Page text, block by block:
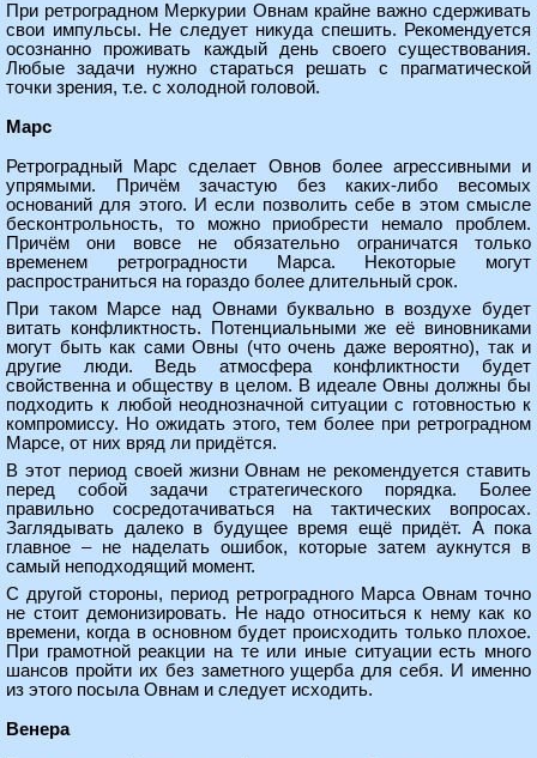
При ретроградном Меркурии Овнам крайне важно сдерживать
свои импульсы. Не следует никуда спешить. Рекомендуется
осознанно проживать каждый день своего существования.
Любые задачи нужно стараться решать с прагматической
точки зрения, т.е. с холодной головой.
Марс
Ретроградный Марс сделает Овнов более агрессивными и
упрямыми. Причём зачастую без каких-либо весомых
оснований для этого. И если позволить себе в этом смысле
бесконтрольность, то можно приобрести немало проблем.
Причём они вовсе не обязательно ограничатся только
временем ретроградности Марса. Некоторые могут
распространиться на гораздо более длительный срок.
При таком Марсе над Овнами буквально в воздухе будет
витать конфликтность. Потенциальными же её виновниками
могут быть как сами Овны (что очень даже вероятно), так и
другие люди. Ведь атмосфера конфликтности будет
свойственна и обществу в целом. В идеале Овны должны бы
подходить к любой неоднозначной ситуации с готовностью к
компромиссу. Но ожидать этого, тем более при ретроградном
Марсе, от них вряд ли придётся.
В этот период своей жизни Овнам не рекомендуется ставить
перед собой задачи стратегического порядка. Более
правильно сосредотачиваться на тактических вопросах.
Заглядывать далеко в будущее время ещё придёт. А пока
главное – не наделать ошибок, которые затем аукнутся в
самый неподходящий момент.
С другой стороны, период ретроградного Марса Овнам точно
не стоит демонизировать. Не надо относиться к нему как ко
времени, когда в основном будет происходить только плохое.
При грамотной реакции на те или иные ситуации есть много
шансов пройти их без заметного ущерба для себя. И именно
из этого посыла Овнам и следует исходить.
Венера